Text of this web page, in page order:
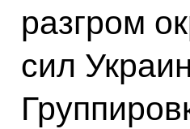
разгром
сил